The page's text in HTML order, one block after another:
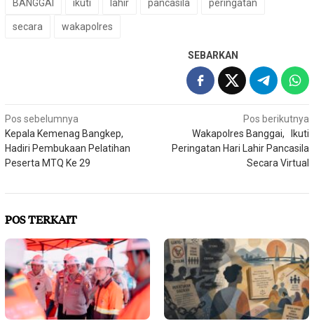
BANGGAI ikuti lahir pancasila peringatan
secara wakapolres
SEBARKAN
Navigasi
pos
Pos sebelumnya
Kepala Kemenag Bangkep,
Hadiri Pembukaan Pelatihan
Peserta MTQ Ke 29
Pos berikutnya
Wakapolres Banggai, Ikuti
Peringatan Hari Lahir Pancasila
Secara Virtual
POS TERKAIT